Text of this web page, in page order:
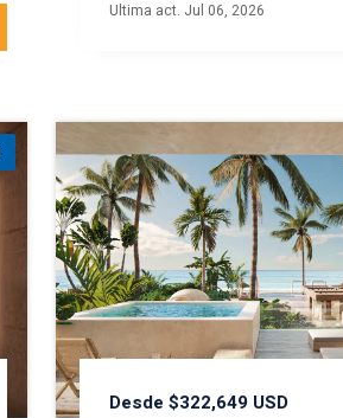
Ultima act. Jul 06, 2026
Desde $322,649 USD